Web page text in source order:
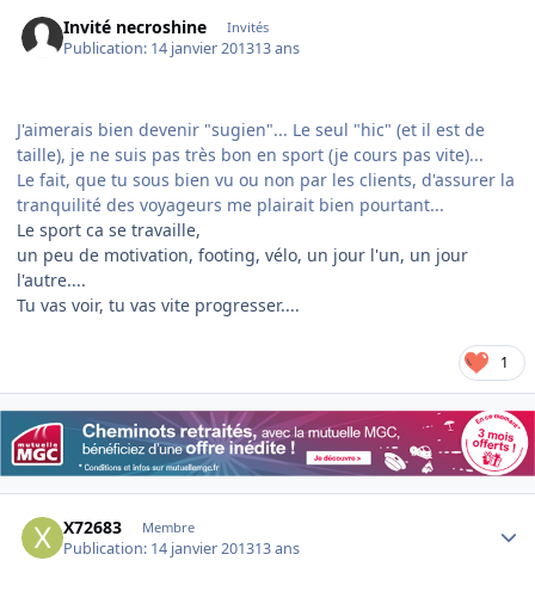
Invité necroshine Invités
Publication: 14 janvier 201313 ans
J'aimerais bien devenir "sugien"... Le seul "hic" (et il est de
taille), je ne suis pas très bon en sport (je cours pas vite)...
Le fait, que tu sous bien vu ou non par les clients, d'assurer la
tranquilité des voyageurs me plairait bien pourtant...
Le sport ca se travaille,
un peu de motivation, footing, vélo, un jour l'un, un jour
l'autre....
Tu vas voir, tu vas vite progresser....
1
X72683 Membre
Publication: 14 janvier 201313 ans